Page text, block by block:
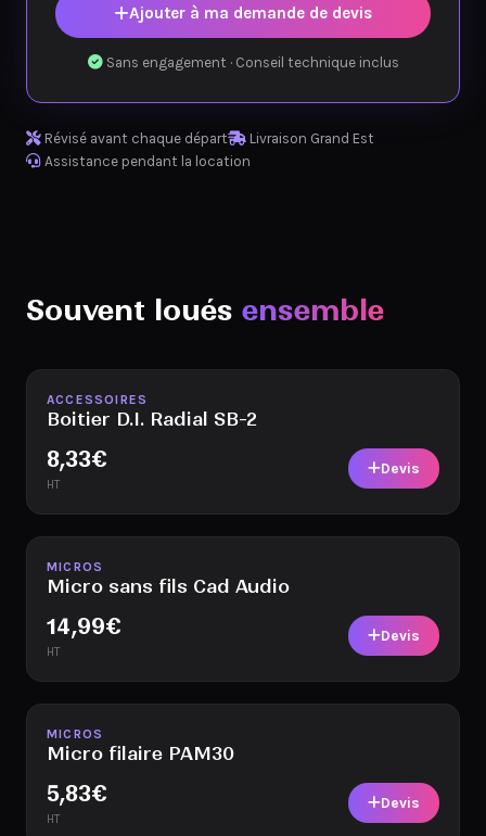
Ajouter à ma demande de devis
Sans engagement · Conseil technique inclus
Révisé avant chaque départ
Livraison Grand Est
Assistance pendant la location
Souvent loués ensemble
Disponible
ACCESSOIRES
Boitier D.I. Radial SB-2
8,33€
HT
Devis
Disponible
MICROS
Micro sans fils Cad Audio
14,99€
HT
Devis
Disponible
MICROS
Micro filaire PAM30
5,83€
HT
Devis